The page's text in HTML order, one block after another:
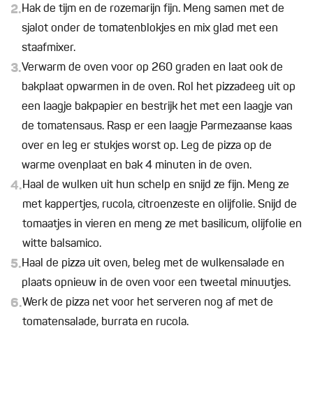
2.Hak de tijm en de rozemarijn fijn. Meng samen met de
sjalot onder de tomatenblokjes en mix glad met een
staafmixer.
3.Verwarm de oven voor op 260 graden en laat ook de
bakplaat opwarmen in de oven. Rol het pizzadeeg uit op
een laagje bakpapier en bestrijk het met een laagje van
de tomatensaus. Rasp er een laagje Parmezaanse kaas
over en leg er stukjes worst op. Leg de pizza op de
warme ovenplaat en bak 4 minuten in de oven.
4.Haal de wulken uit hun schelp en snijd ze fijn. Meng ze
met kappertjes, rucola, citroenzeste en olijfolie. Snijd de
tomaatjes in vieren en meng ze met basilicum, olijfolie en
witte balsamico.
5.Haal de pizza uit oven, beleg met de wulkensalade en
plaats opnieuw in de oven voor een tweetal minuutjes.
6.Werk de pizza net voor het serveren nog af met de
tomatensalade, burrata en rucola.